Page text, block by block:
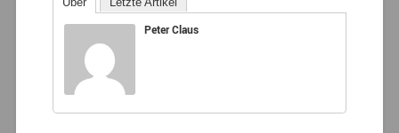
Peter Claus